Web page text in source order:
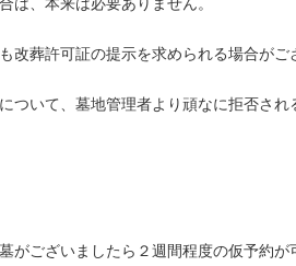
葬許可証の提示を求められる場合がご
ついて、墓地管理者より頑なに拒否さ
がございましたら２週間程度の仮予約が